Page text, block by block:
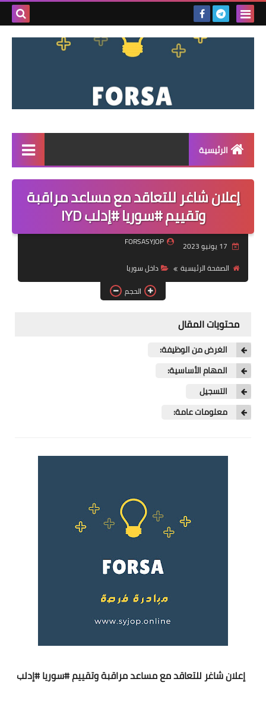
بحث
الرئيسية
القائمة
مناقصات
فرص عمل داخل سوريا
فرص عمل في العراق
فرص عمل في اليمن
إعلان شاغر للتعاقد مع مساعد مراقبة
وتقييم #سوريا #إدلب IYD
FORSASYJOP
الصفحة الرئيسية
داخل سوريا
الحجم
محتويات المقال
الغرض من الوظيفة:
المهام الأساسية:
التسجيل
معلومات عامة:
إعلان شاغر للتعاقد مع مساعد مراقبة وتقييم #سوريا#إدلب